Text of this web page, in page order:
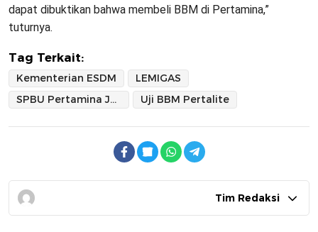
dapat dibuktikan bahwa membeli BBM di Pertamina,”
tuturnya.
Tag Terkait:
Kementerian ESDM
LEMIGAS
SPBU Pertamina Jatim
Uji BBM Pertalite
Tim Redaksi